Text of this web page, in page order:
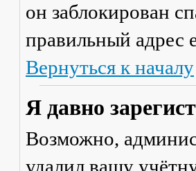
он заблокирован
правильный адрес
Вернуться к началу
Я давно
Возможно,
удалил вашу